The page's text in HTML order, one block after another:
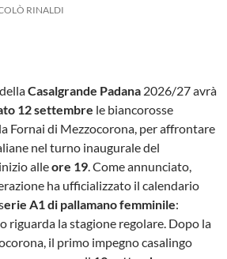
RINALDI
Casalgrande Padana 2026/27 avrà
12 settembre le biancorosse
Fornai di Mezzocorona, per affrontare
nel turno inaugurale del
alleore 19. Come annunciato,
ha ufficializzato il calendario
erie A1 di pallamano femminile:
riguarda la stagione regolare. Dopo la
il primo impegno casalingo